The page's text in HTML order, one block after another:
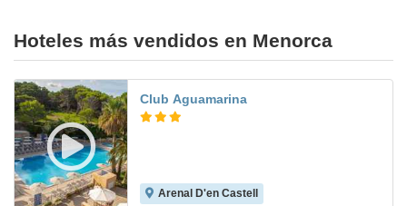
Hoteles más vendidos en Menorca
Club Aguamarina
Arenal D'en Castell